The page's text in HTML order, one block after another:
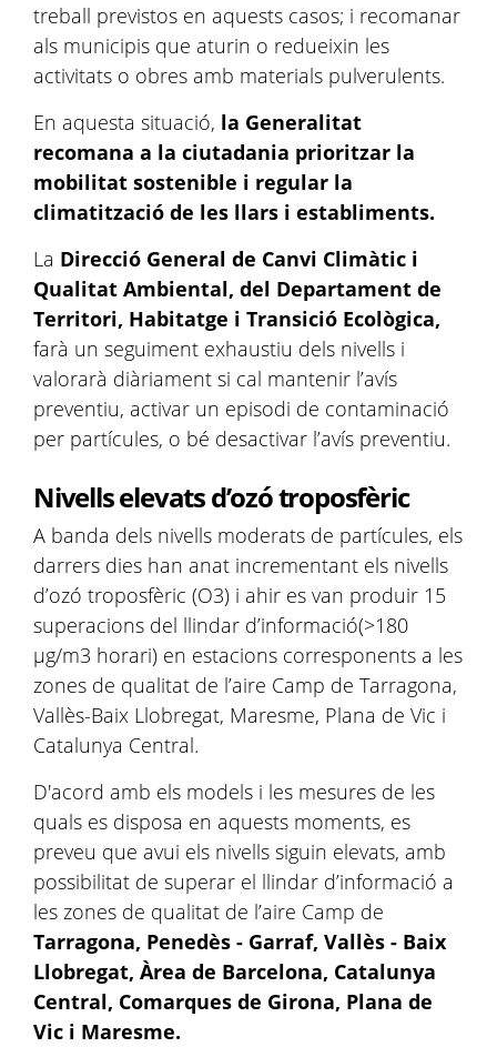
treball previstos en aquests casos; i recomanar
als municipis que aturin o redueixin les
activitats o obres amb materials pulverulents.
En aquesta situació, la Generalitat
recomana a la ciutadania prioritzar la
mobilitat sostenible i regular la
climatització de les llars i establiments.
La Direcció General de Canvi Climàtic i
Qualitat Ambiental, del Departament de
Territori, Habitatge i Transició Ecològica,
farà un seguiment exhaustiu dels nivells i
valorarà diàriament si cal mantenir l’avís
preventiu, activar un episodi de contaminació
per partícules, o bé desactivar l’avís preventiu.
Nivells elevats d’ozó troposfèric
A banda dels nivells moderats de partícules, els
darrers dies han anat incrementant els nivells
d’ozó troposfèric (O3) i ahir es van produir 15
superacions del llindar d’informació(>180
µg/m3 horari) en estacions corresponents a les
zones de qualitat de l’aire Camp de Tarragona,
Vallès-Baix Llobregat, Maresme, Plana de Vic i
Catalunya Central.
D'acord amb els models i les mesures de les
quals es disposa en aquests moments, es
preveu que avui els nivells siguin elevats, amb
possibilitat de superar el llindar d’informació a
les zones de qualitat de l’aire Camp de
Tarragona, Penedès - Garraf, Vallès - Baix
Llobregat, Àrea de Barcelona, Catalunya
Central, Comarques de Girona, Plana de
Vic i Maresme.